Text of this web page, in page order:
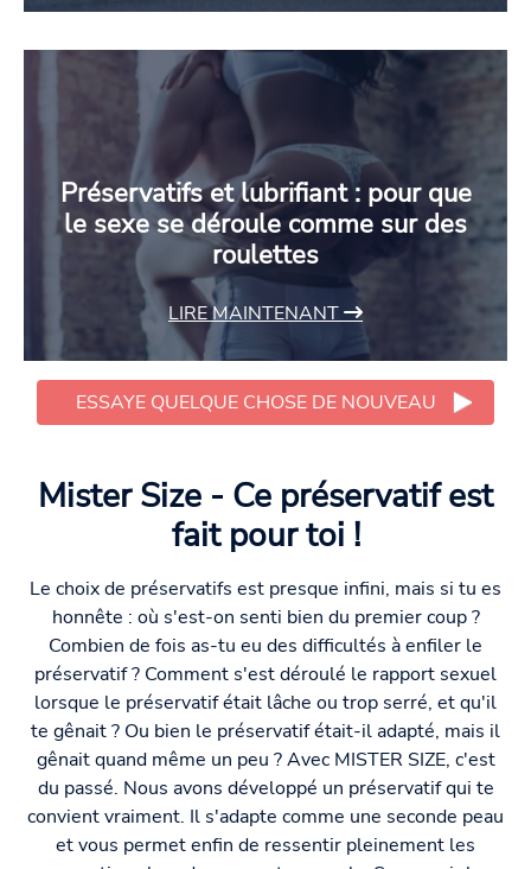
Préservatifs et lubrifiant : pour que
le sexe se déroule comme sur des
roulettes
LIRE MAINTENANT
ESSAYE QUELQUE CHOSE DE NOUVEAU
Mister Size - Ce préservatif est
fait pour toi !
Le choix de préservatifs est presque infini, mais si tu es
honnête : où s'est-on senti bien du premier coup ?
Combien de fois as-tu eu des difficultés à enfiler le
préservatif ? Comment s'est déroulé le rapport sexuel
lorsque le préservatif était lâche ou trop serré, et qu'il
te gênait ? Ou bien le préservatif était-il adapté, mais il
gênait quand même un peu ? Avec MISTER SIZE, c'est
du passé. Nous avons développé un préservatif qui te
convient vraiment. Il s'adapte comme une seconde peau
et vous permet enfin de ressentir pleinement les